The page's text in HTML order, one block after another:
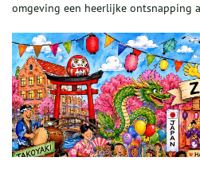
omgeving een heerlijke ontsnapping